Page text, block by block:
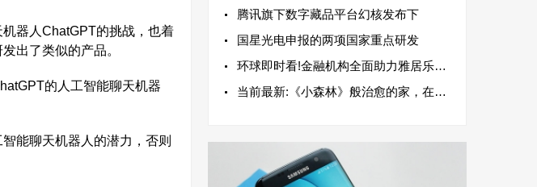
器人ChatGPT的挑战，也着
出了类似的产品。
的人工智能聊天机器
能聊天机器人的潜力，否则
腾讯旗下数字藏品平台幻核发布下
国星光电申报的两项国家重点研发
环球即时看!金融机构全面助力雅居乐集团高质量发展
当前最新:《小森林》般治愈的家，在城市高楼里也能实现